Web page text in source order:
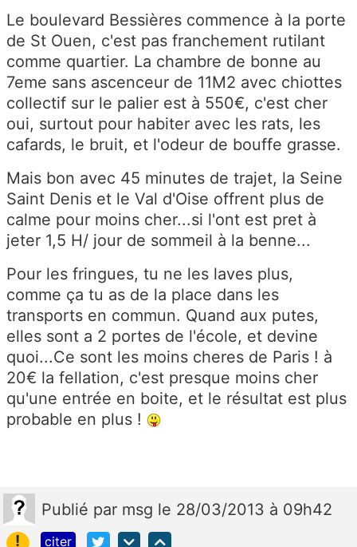
Le boulevard Bessières commence à la porte
de St Ouen, c'est pas franchement rutilant
comme quartier. La chambre de bonne au
7eme sans ascenceur de 11M2 avec chiottes
collectif sur le palier est à 550€, c'est cher
oui, surtout pour habiter avec les rats, les
cafards, le bruit, et l'odeur de bouffe grasse.
Mais bon avec 45 minutes de trajet, la Seine
Saint Denis et le Val d'Oise offrent plus de
calme pour moins cher...si l'ont est pret à
jeter 1,5 H/ jour de sommeil à la benne...
Pour les fringues, tu ne les laves plus,
comme ça tu as de la place dans les
transports en commun. Quand aux putes,
elles sont a 2 portes de l'école, et devine
quoi...Ce sont les moins cheres de Paris ! à
20€ la fellation, c'est presque moins cher
qu'une entrée en boite, et le résultat est plus
probable en plus !
Publié par msg le 28/03/2013 à 09h42
!
citer